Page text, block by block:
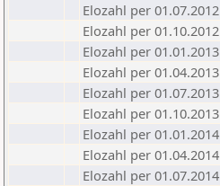
Elozahl per 01.07.2012
Elozahl per 01.10.2012
Elozahl per 01.01.2013
Elozahl per 01.04.2013
Elozahl per 01.07.2013
Elozahl per 01.10.2013
Elozahl per 01.01.2014
Elozahl per 01.04.2014
Elozahl per 01.07.2014